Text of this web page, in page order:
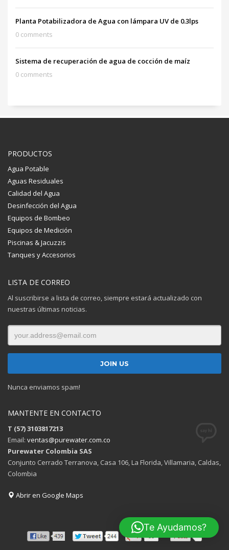
Planta Potabilizadora de Agua con lámpara UV de 0.3lps
0 comments
Sistema de recuperación de agua de cocción de maíz
0 comments
PRODUCTOS
Agua Potable
Aguas Residuales
Calidad del Agua
Desinfección del Agua
Equipos de Bombeo
Equipos de Medición
Piscinas & Jacuzzis
Tanques y Accesorios
LISTA DE CORREO
Al suscribirse a lista de correo, siempre estará actualizado con
nuestras últimas noticias.
Nunca enviamos spam!
MANTENTE EN CONTACTO
T (57) 3103817213
Email: ventas@purewater.com.co
Purewater Colombia SAS
Conjunto Cerrado Terranova, Casa 106, La Florida, Villamaria, Caldas,
Colombia
Abrir en Google Maps
Te Ayudamos?